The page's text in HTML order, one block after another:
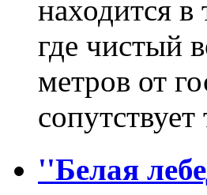
находится
где чистый
метров от
''Белая